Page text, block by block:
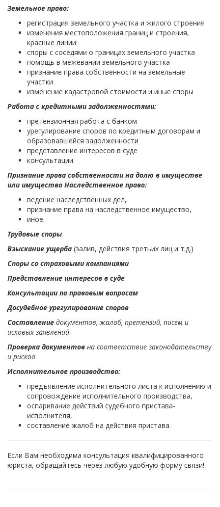
Земельное право:
регистрация земельного участка и жилого строения
изменения местоположения границ и строения,
красные линии
споры с соседями о границах земельного участка
помощь в межевании земельного участка
признание права собственности на земельные
участки
изменение кадастровой стоимости и иные споры
Работа с кредитными задолженностями:
претензионная работа с банком
урегулирование споров по кредитным договорам и
образовавшейся задолженности
представление интересов в суде
консультации.
Признание права собственности на долю в имуществе
или имущество Наследственное право:
ведение наследственных дел,
признание права на наследственное имущество,
иное.
Трудовые споры
Взыскание ущерба (залив, действия третьих лиц и т.д.)
Споры со страховыми компаниями
Представление интересов в суде
Консультации по правовым вопросам
Досудебное урегулирование споров
Составление документов, жалоб, претензий, писем и
исковых заявлений
Проверка документов на соответствие законодательству
и рисков
Исполнительное производство:
предъявление исполнительного листа к исполнению и
сопровождение исполнительного производства,
оспаривание действий судебного пристава-
исполнителя,
составление жалоб на действия пристава.
Если Вам необходима консультация квалифицированного
юриста, обращайтесь через любую удобную форму связи!